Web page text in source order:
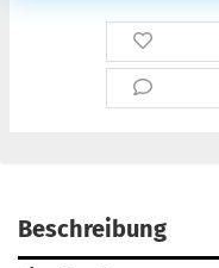
Beschreibung